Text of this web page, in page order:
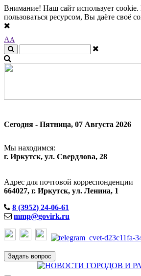
A A AЦветовая схема: A A
Внимание! Наш сайт использует
пользоваться ресурсом, Вы даёте своё
AA
Сегодня - Пятница, 07 Августа 2026
Мы находимся:
г. Иркутск, ул. Свердлова, 28
Адрес для почтовой корреспонденции
664027, г. Иркутск, ул. Ленина, 1
8 (3952) 24-06-61
mmp@govirk.ru
Задать вопрос